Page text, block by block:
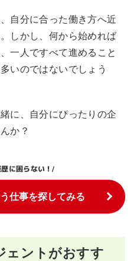
自分に合った働き方へ近
しかし、何から始めれば
一人ですべて進めること
いのではないでしょう
に、自分にぴったりの企
か？
に困らない！/
仕事を探してみる
ェントがおすす